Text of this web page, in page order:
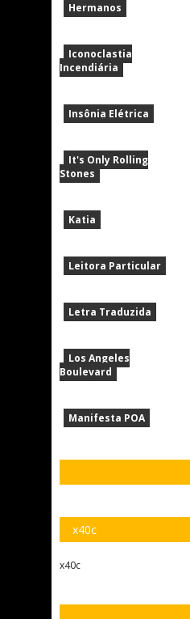
Hermanos
Iconoclastia
Incendiária
Insônia Elétrica
It's Only Rolling
Stones
Katia
Leitora Particular
Letra Traduzida
Los Angeles
Boulevard
Manifesta POA
x40c
x40c